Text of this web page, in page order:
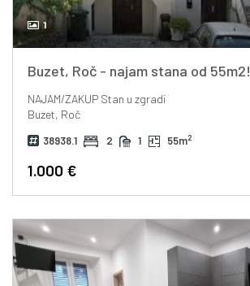
1
Buzet, Roč - najam stana od 55m2!
NAJAM/ZAKUPStan u zgradi
Buzet, Roč
38938.1 2 1 55m2
1.000 €